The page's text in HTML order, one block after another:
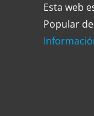
Esta web
Popular